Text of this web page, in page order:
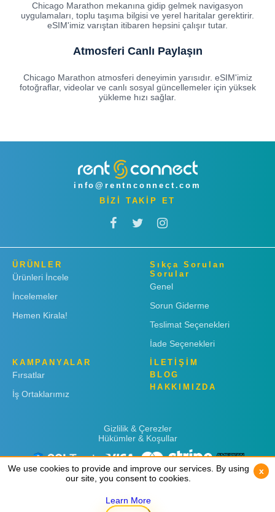
Chicago Marathon mekanına gidip gelmek navigasyon
uygulamaları, toplu taşıma bilgisi ve yerel haritalar gerektirir.
eSIM'imiz varıştan itibaren hepsini çalışır tutar.
Atmosferi Canlı Paylaşın
Chicago Marathon atmosferi deneyimin yarısıdır. eSIM'imiz
fotoğraflar, videolar ve canlı sosyal güncellemeler için yüksek
yükleme hızı sağlar.
info@rentnconnect.com
BİZİ TAKİP ET
ÜRÜNLER
Ürünleri İncele
İncelemeler
Hemen Kirala!
Sıkça Sorulan
Sorular
Genel
Sorun Giderme
Teslimat Seçenekleri
İade Seçenekleri
KAMPANYALAR
Fırsatlar
İş Ortaklarımız
İLETİŞİM
BLOG
HAKKIMIZDA
Gizlilik & Çerezler
Hükümler & Koşullar
We use cookies to provide and improve our services. By using
our site, you consent to cookies.
Learn More
x
We use cookies to provide and improve our services. By using
our site, you consent to cookies.
Learn More
x